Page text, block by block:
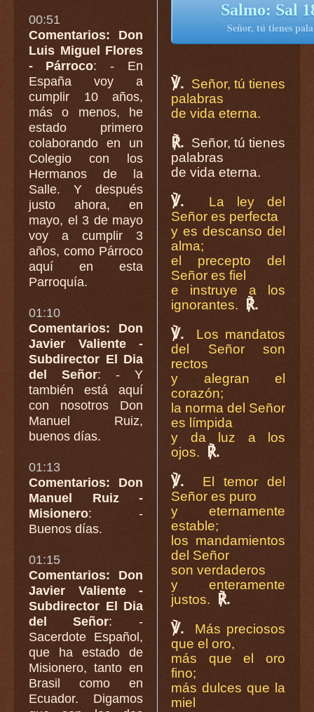
00:51
Comentarios: Don
Luis Miguel Flores
- Párroco: - En
España voy a
cumplir 10 años,
más o menos, he
estado primero
colaborando en un
Colegio con los
Hermanos de la
Salle. Y después
justo ahora, en
mayo, el 3 de mayo
voy a cumplir 3
años, como Párroco
aquí en esta
Parroquía.
01:10
Comentarios: Don
Javier Valiente -
Subdirector El Dia
del Señor: - Y
también está aquí
con nosotros Don
Manuel Ruiz,
buenos días.
01:13
Comentarios: Don
Manuel Ruiz -
Misionero: -
Buenos días.
01:15
Comentarios: Don
Javier Valiente -
Subdirector El Dia
del Señor: -
Sacerdote Español,
que ha estado de
Misionero, tanto en
Brasil como en
Ecuador. Digamos
Salmo: Sal
Señor, tú tienes
℣. Señor, tú tienes
palabras
de vida eterna.
℟. Señor, tú tienes
palabras
de vida eterna.
℣.
La ley del
Señor es perfecta
y es descanso del
alma;
el precepto del
Señor es fiel
e instruye a los
ignorantes.
℟.
℣.
Los mandatos
del Señor son
rectos
y alegran el
corazón;
la norma del Señor
es límpida
y da luz a los
ojos.
℟.
℣.
El temor del
Señor es puro
y eternamente
estable;
los mandamientos
del Señor
son verdaderos
y enteramente
justos.
℟.
℣.
Más preciosos
que el oro,
más que el oro
fino;
más dulces que la
miel